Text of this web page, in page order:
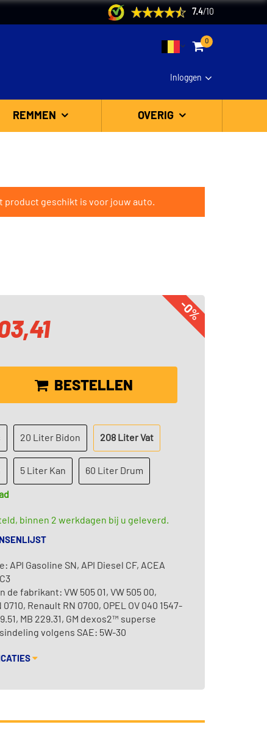
7.4/ 10
0
Inloggen
REMMEN OVERIG
product geschikt is voor jouw auto.
-0%
BESTELLEN
20 Liter Bidon 208 Liter Vat
5 Liter Kan 60 Liter Drum
binnen 2 werkdagen bij u geleverd.
API Gasoline SN, API Diesel CF, ACEA
de fabrikant: VW 505 01, VW 505 00,
0710, Renault RN 0700, OPEL OV 040 1547-
MB 229.31, GM dexos2™ superse
volgens SAE: 5W-30